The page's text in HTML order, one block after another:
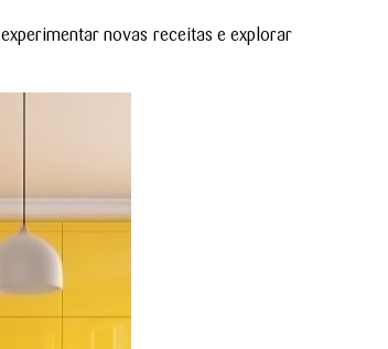
novas receitas e explorar